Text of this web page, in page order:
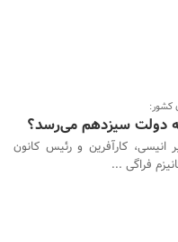
کشور:‌
به دولت سیزدهم می‌رسد؟
کارآفرین و رئیس کانون
فراگی ...